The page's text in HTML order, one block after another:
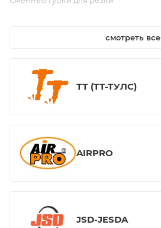
смотреть все
ТТ (ТТ-ТУЛС)
AIRPRO
JSD-JESDA